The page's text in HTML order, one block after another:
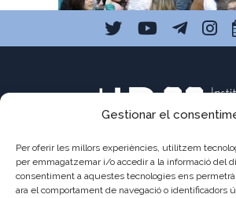
Gestionar el
Per oferir les millors experiències, utilitzem
per emmagatzemar i/o accedir a la informació del
consentiment a aquestes tecnologies ens
ara el comportament de navegació o identificadors
C/ Pau Claris 121